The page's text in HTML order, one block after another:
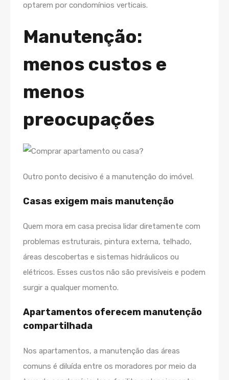
optarem por condomínios verticais.
Manutenção:
menos custos e
menos
preocupações
Outro ponto decisivo é a manutenção do imóvel.
Casas exigem mais manutenção
Quem mora em casa precisa lidar diretamente com
problemas estruturais, pintura externa, telhado,
áreas descobertas e sistemas hidráulicos ou
elétricos. Esses custos não são previsíveis e podem
surgir a qualquer momento.
Apartamentos oferecem manutenção
compartilhada
Nos apartamentos, a manutenção das áreas
comuns é diluída entre os moradores por meio da